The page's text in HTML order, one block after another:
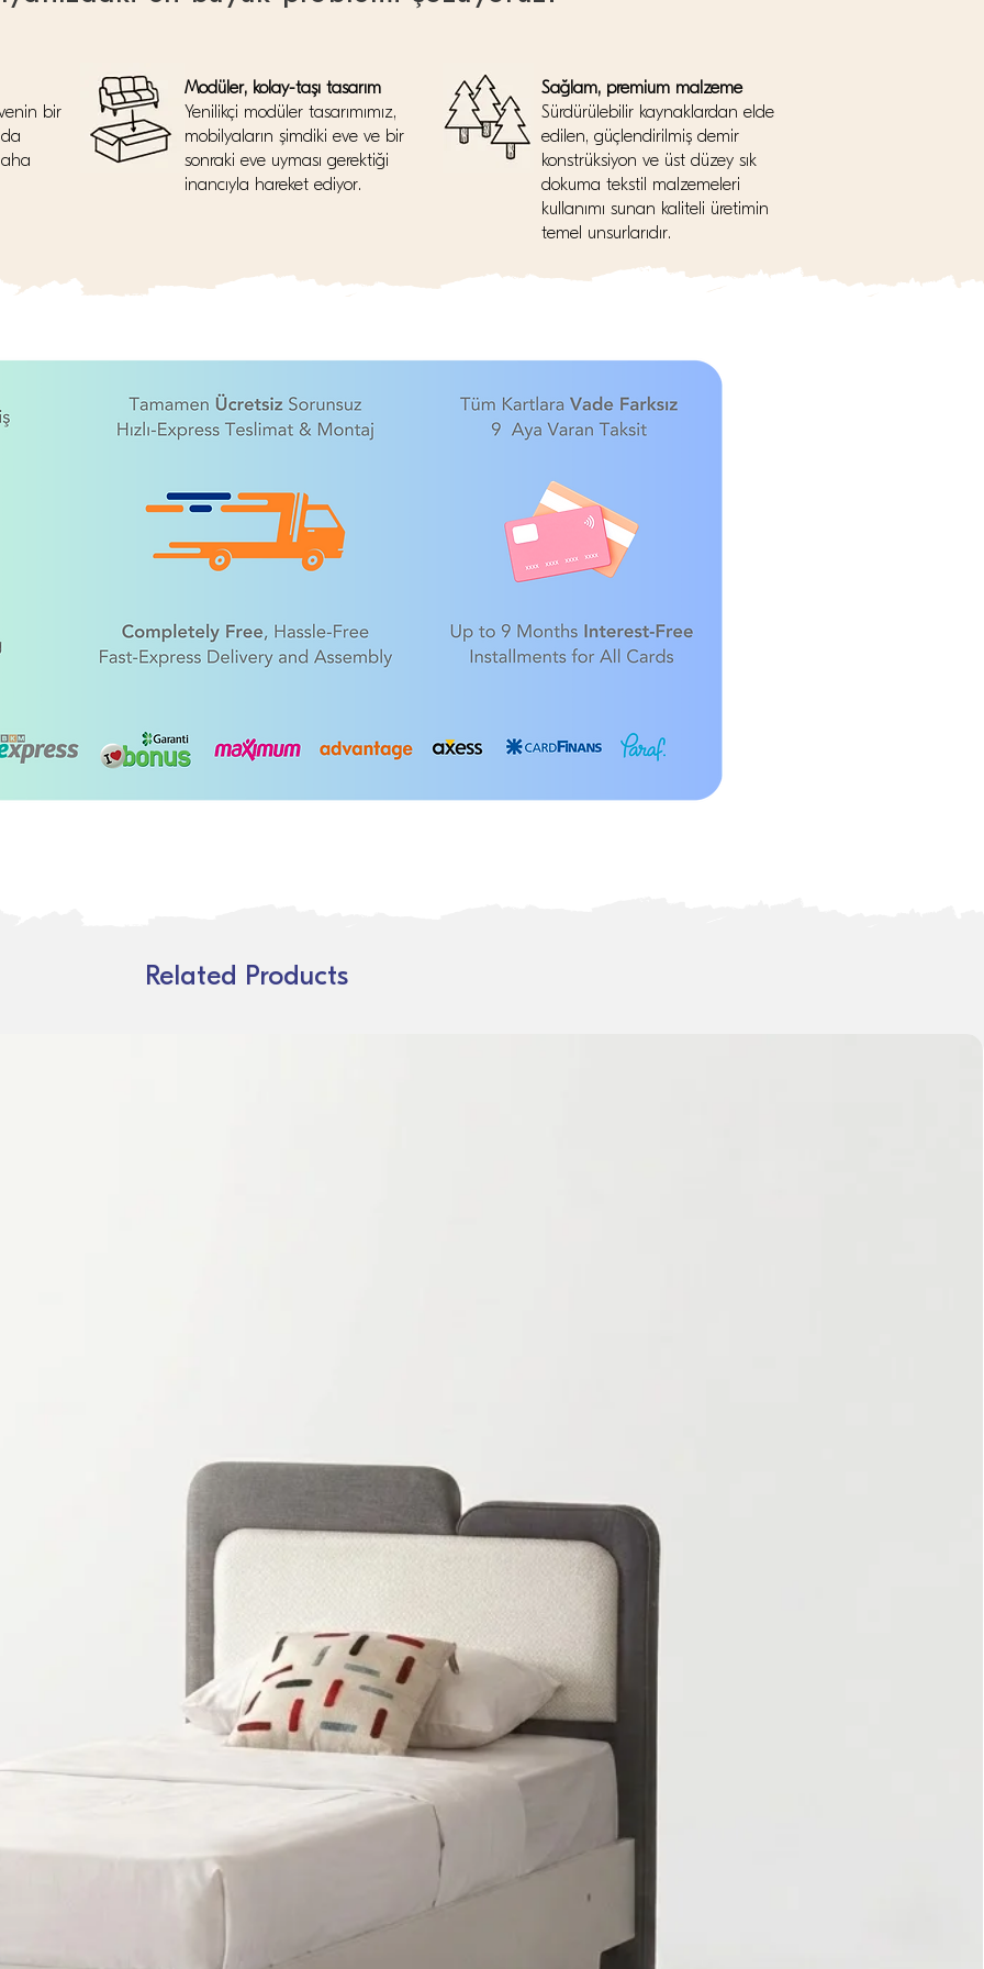
bir
Modüler, kolay-taşı tasarım
Yenilikçi modüler tasarımımız,
mobilyaların şimdiki eve ve bir
sonraki eve uyması gerektiği
inancıyla hareket ediyor.
Sağlam, premium malzeme
Sürdürülebilir kaynaklardan elde
edilen, güçlendirilmiş demir
konstrüksiyon ve üst düzey sık
dokuma tekstil malzemeleri
kullanımı sunan kaliteli üretimin
temel unsurlarıdır.
Related Products